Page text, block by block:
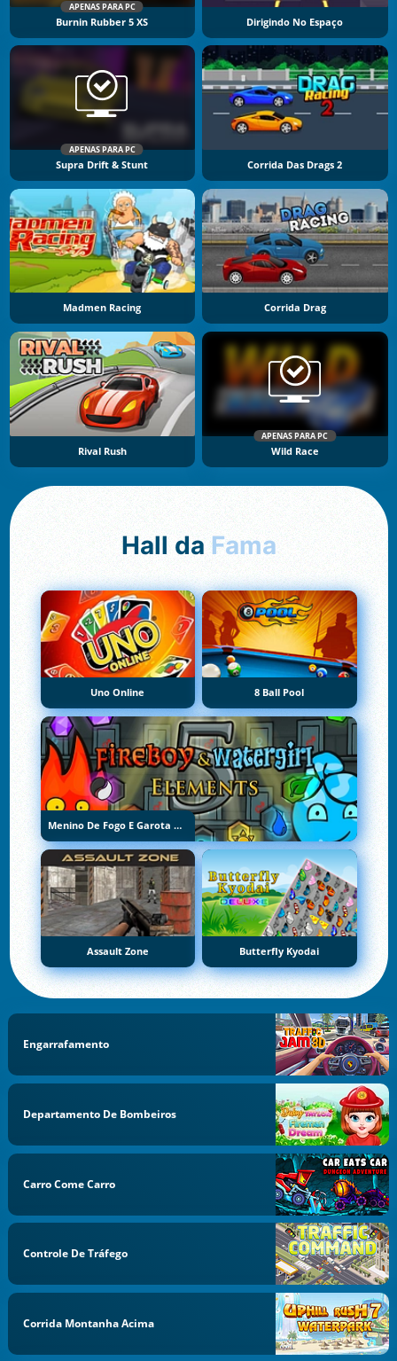
APENAS PARA PC
Burnin Rubber 5 XS Dirigindo No Espaço
APENAS PARA PC
Supra Drift & Stunt Corrida Das Drags 2
Madmen Racing Corrida Drag
Rival Rush
APENAS PARA PC
Wild Race
Hall da Fama
Uno Online 8 Ball Pool
Menino De Fogo E Garota De Água 5: Elementos
Assault Zone Butterfly Kyodai
Engarrafamento
Departamento De Bombeiros
Carro Come Carro
Controle De Tráfego
Corrida Montanha Acima